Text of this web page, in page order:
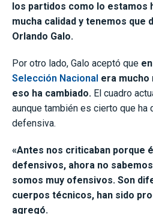
los partidos como lo estamos
mucha calidad y tenemos que
Orlando Galo.
Por otro lado, Galo aceptó que
Selección Nacional era mucho
eso ha cambiado. El cuadro
aunque también es cierto que ha
defensiva.
«Antes nos criticaban porque
defensivos, ahora no
somos muy ofensivos. Son
cuerpos técnicos, han sido
agregó.